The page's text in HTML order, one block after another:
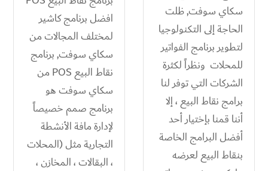
افضل برنامج كاشير
لمختلف المجالات من
سكاي سوفت, برنامج
نقاط البيع POS من
سكاي سوفت هو
برنامج صمم خصيصاً
لإدارة مافة الأنشطة
التجارية مثل (المحلات
، البقالات ، المخازن ،
سكاي سوفت, ظلت
الحاجة إلى التكنولوجيا
لتطوير برنامج الفواتير
للمحلات ونظراً لكثرة
الشركات التي توفر لنا
برامج نقاط البيع ، إلا
أننا قمنا بإختيار أحد
أفضل البرامج الخاصة
بنقاط البيع لعرضه